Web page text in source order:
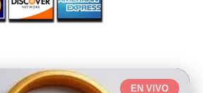
EN VIVO